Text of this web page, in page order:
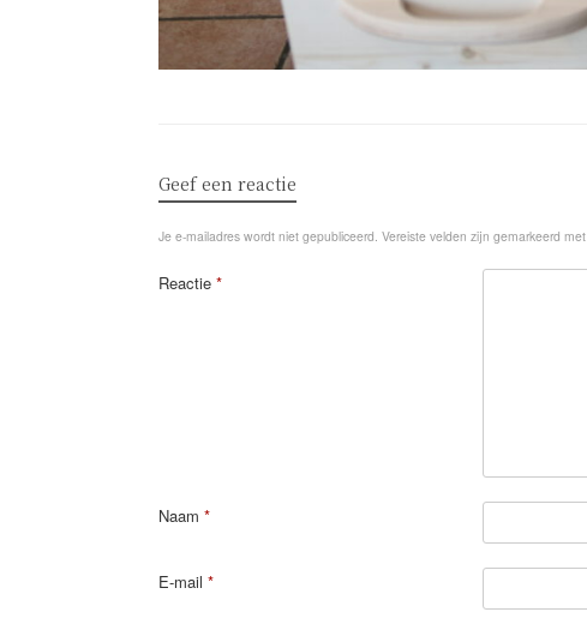
Geef een reactie
Je e-mailadres wordt niet gepubliceerd. Vereiste velden zijn gemarkeerd met
Reactie *
Naam *
E-mail *